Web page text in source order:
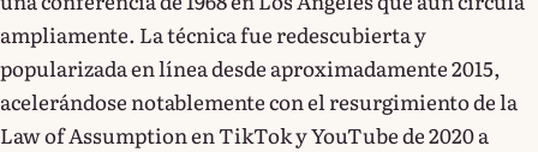
ampliamente. La técnica fue redescubierta y
popularizada en línea desde aproximadamente 2015,
acelerándose notablemente con el resurgimiento de la
Law of Assumption en TikTok y YouTube de 2020 a